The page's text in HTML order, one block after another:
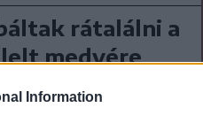
Information
rátalálni a
medvére
medve, ezért
csütörtökön